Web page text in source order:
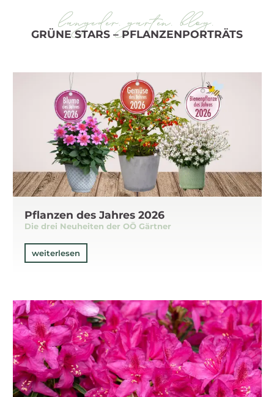
langeder. garten. blog.
GRÜNE STARS – PFLANZENPORTRÄTS
Pflanzen des Jahres 2026
Die drei Neuheiten der OÖ Gärtner
weiterlesen